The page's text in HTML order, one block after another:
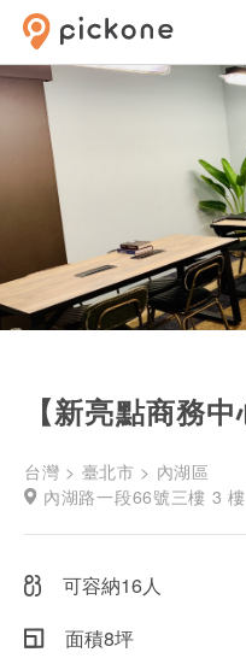
台灣 > 臺北市 > 內湖區
內湖路一段66號三樓 3 樓
可容納16人
面積8坪